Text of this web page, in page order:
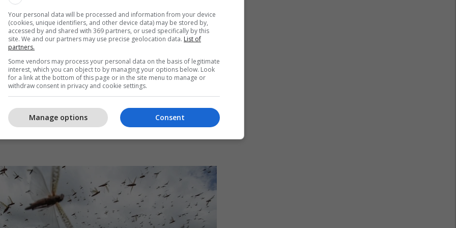
keqe që Kenia ka pasur në 70 vitet e fundit, dhe
Etiopinë dhe Somalinë në 25 vjet, dhe
herë më shumë deri në qershor kur brezi i
sulmin muajin tjetër.
i Organizatës së Ushqimit dhe Bujqësisë së
Qu Dongyu ka bërë thirrje për fonde
atë të sigurojë rajonin. Tashmë kjo
15.4 milionë dollarë prej 76 milionë milion
për të zgjidhur krizën në zhvillim në pesë
Your personal data will be processed and information from your device
(cookies, unique identifiers, and other device data) may be stored by,
accessed by and shared with 369 partners, or used specifically by this
site. We and our partners may use precise geolocation data. List of
partners.
Some vendors may process your personal data on the basis of legitimate
interest, which you can object to by managing your options below. Look
for a link at the bottom of this page or in the site menu to manage or
withdraw consent in privacy and cookie settings.
Consent
Manage options